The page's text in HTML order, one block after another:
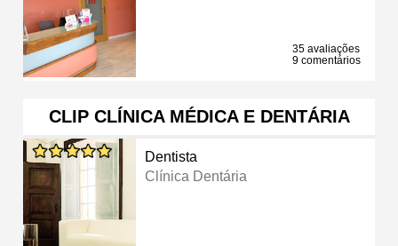
35 avaliações
9 comentários
CLIP CLÍNICA MÉDICA E DENTÁRIA
Dentista
Clínica Dentária